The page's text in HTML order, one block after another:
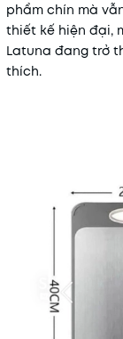
phẩm chín mà
thiết kế hiện đại,
Latuna đang trở
thích.